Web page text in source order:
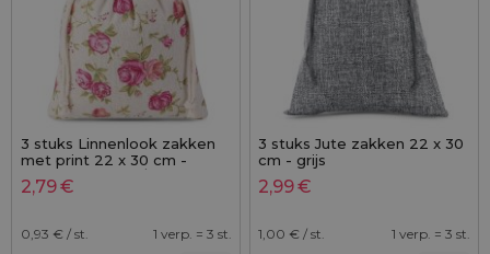
3 stuks Linnenlook zakken
met print 22 x 30 cm -
natuurlijke kleur / rozen
2,79€
0,93 € / st. 1 verp. = 3 st.
3 stuks Jute zakken 22 x 30
cm - grijs
2,99€
1,00 € / st. 1 verp. = 3 st.